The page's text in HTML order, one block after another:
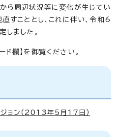
ら周辺状況等に変化が生じてい
すこととし、これに伴い、令和6
ました。
欄】を御覧ください。
ョン（2013年5月17日）